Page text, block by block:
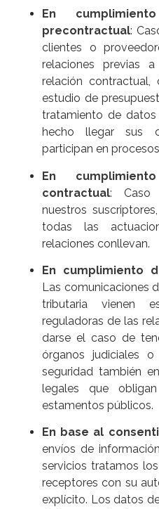
En
precontractual:
clientes o
relaciones previas
relación
estudio de
tratamiento de
hecho llegar sus
participan en
En
contractual: Caso
nuestros
todas las
relaciones conllevan.
En cumplimiento
Las comunicaciones
tributaria vienen
reguladoras de las
darse el caso de
órganos judiciales
seguridad también
legales que
estamentos públicos.
En base al
envíos de
servicios tratamos
receptores con su
explícito. Los datos